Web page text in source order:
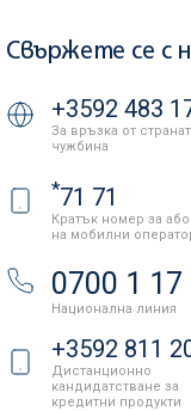
Свържете се с
+3592 483
За връзка от
чужбина
*71 71
Кратък номер за
на мобилни
0700 1 17
Национална линия
+3592 811
Дистанционно
кандидатстване за
кредитни продукти